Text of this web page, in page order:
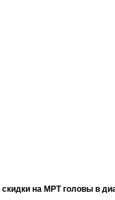
на МРТ головы в